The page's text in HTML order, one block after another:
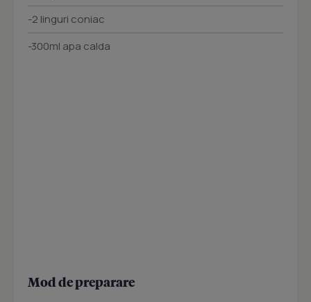
-2 linguri coniac
-300ml apa calda
Mod de preparare